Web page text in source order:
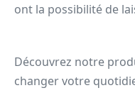
ont la possibilité de
Découvrez notre
changer votre